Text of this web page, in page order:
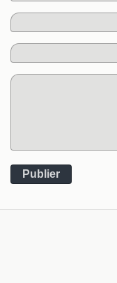
Publier